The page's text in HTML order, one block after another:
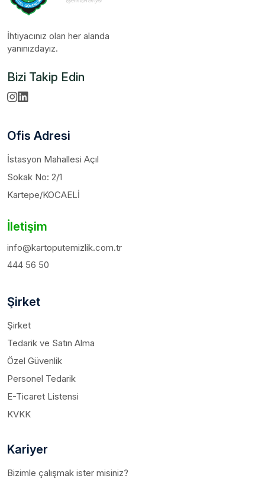
İhtiyacınız olan her alanda
yanınızdayız.
Bizi Takip Edin
Ofis Adresi
İstasyon Mahallesi Açıl
Sokak No: 2/1
Kartepe/KOCAELİ
İletişim
info@kartoputemizlik.com.tr
444 56 50
Şirket
Şirket
Tedarik ve Satın Alma
Özel Güvenlik
Personel Tedarik
E-Ticaret Listensi
KVKK
Kariyer
Bizimle çalışmak ister misiniz?